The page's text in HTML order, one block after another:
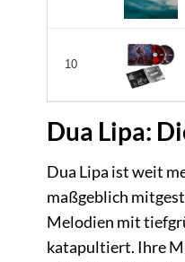
10
Dua Lipa:
Dua Lipa ist weit
maßgeblich
Melodien mit
katapultiert. Ihre